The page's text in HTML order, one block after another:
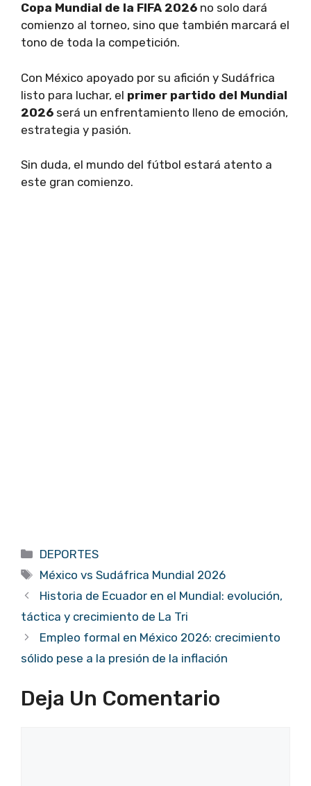
Copa Mundial de la FIFA 2026 no solo dará
comienzo al torneo, sino que también marcará el
tono de toda la competición.
Con México apoyado por su afición y Sudáfrica
listo para luchar, el primer partido del Mundial
2026 será un enfrentamiento lleno de emoción,
estrategia y pasión.
Sin duda, el mundo del fútbol estará atento a
este gran comienzo.
Categorías
DEPORTES
Etiquetas
México vs Sudáfrica Mundial 2026
Historia de Ecuador en el Mundial: evolución,
táctica y crecimiento de La Tri
Empleo formal en México 2026: crecimiento
sólido pese a la presión de la inflación
Deja Un Comentario